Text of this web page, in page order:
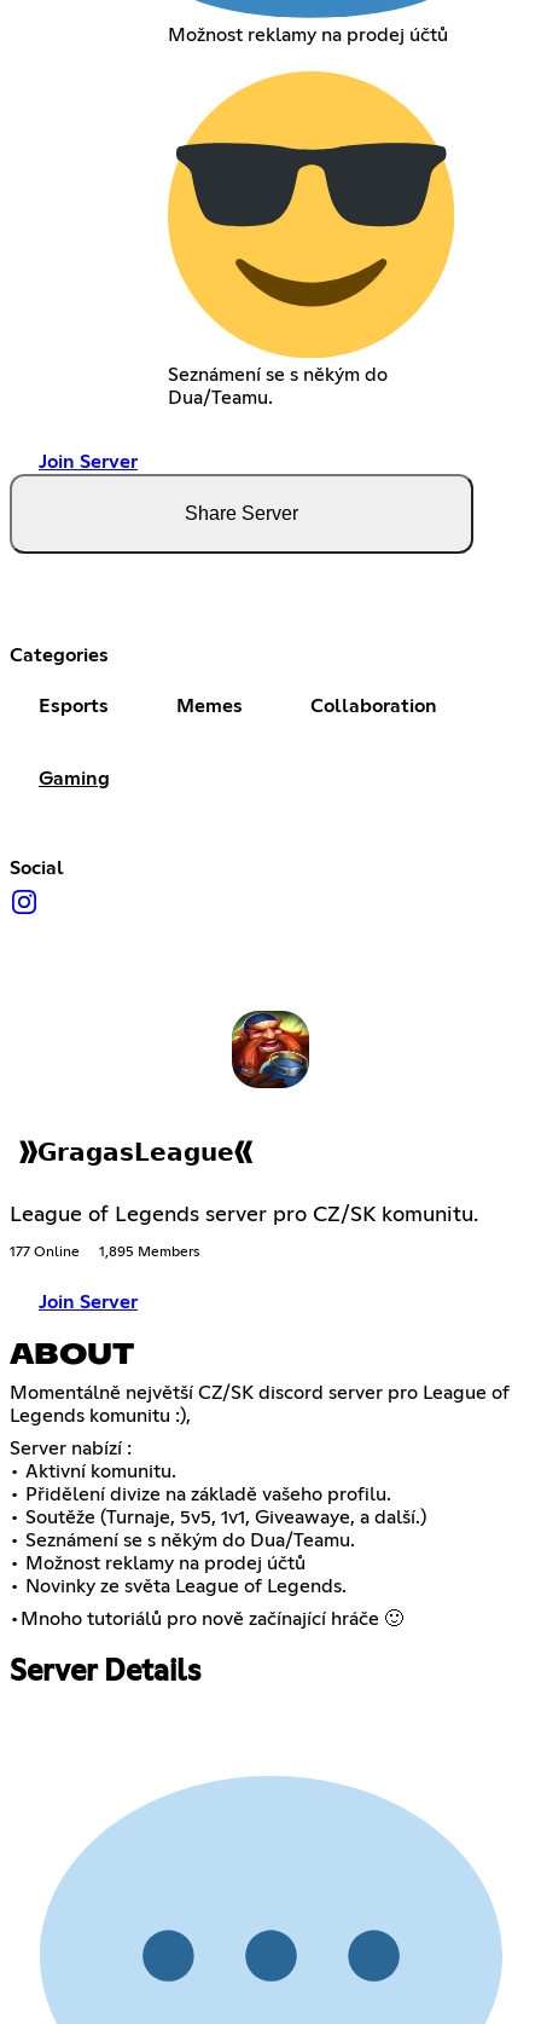
Možnost reklamy na prodej účtů
Seznámení se s někým do
Dua/Teamu.
Join Server
Share Server
Categories
Esports Memes Collaboration
Gaming
Social
》𝗚𝗿𝗮𝗴𝗮𝘀𝗟𝗲𝗮𝗴𝘂𝗲《
League of Legends server pro CZ/SK komunitu.
177 Online 1,895 Members
Join Server
ABOUT
Momentálně největší CZ/SK discord server pro League of
Legends komunitu :),
Server nabízí :
• Aktivní komunitu.
• Přidělení divize na základě vašeho profilu.
• Soutěže (Turnaje, 5v5, 1v1, Giveawaye, a další.)
• Seznámení se s někým do Dua/Teamu.
• Možnost reklamy na prodej účtů
• Novinky ze světa League of Legends.
•Mnoho tutoriálů pro nově začínající hráče 🙂
Server Details